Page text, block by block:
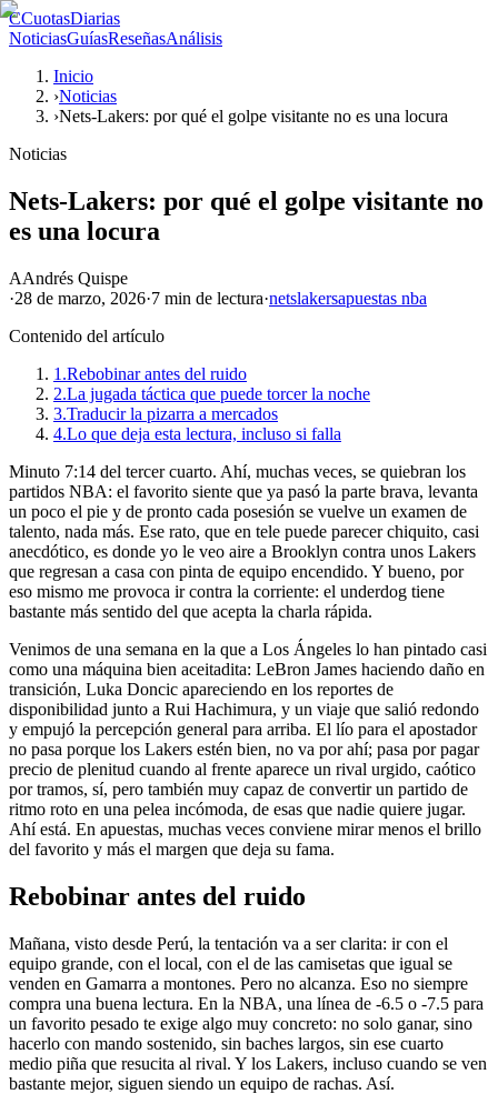
CCuotasDiarias
NoticiasGuíasReseñasAnálisis
Inicio
›Noticias
›Nets-Lakers: por qué el golpe visitante no es una locura
Noticias
Nets-Lakers: por qué el golpe visitante no
es una locura
AAndrés Quispe
·28 de marzo, 2026·7 min de lectura·netslakersapuestas nba
Contenido del artículo
1.Rebobinar antes del ruido
2.La jugada táctica que puede torcer la noche
3.Traducir la pizarra a mercados
4.Lo que deja esta lectura, incluso si falla
Minuto 7:14 del tercer cuarto. Ahí, muchas veces, se quiebran los
partidos NBA: el favorito siente que ya pasó la parte brava, levanta
un poco el pie y de pronto cada posesión se vuelve un examen de
talento, nada más. Ese rato, que en tele puede parecer chiquito, casi
anecdótico, es donde yo le veo aire a Brooklyn contra unos Lakers
que regresan a casa con pinta de equipo encendido. Y bueno, por
eso mismo me provoca ir contra la corriente: el underdog tiene
bastante más sentido del que acepta la charla rápida.
Venimos de una semana en la que a Los Ángeles lo han pintado casi
como una máquina bien aceitadita: LeBron James haciendo daño en
transición, Luka Doncic apareciendo en los reportes de
disponibilidad junto a Rui Hachimura, y un viaje que salió redondo
y empujó la percepción general para arriba. El lío para el apostador
no pasa porque los Lakers estén bien, no va por ahí; pasa por pagar
precio de plenitud cuando al frente aparece un rival urgido, caótico
por tramos, sí, pero también muy capaz de convertir un partido de
ritmo roto en una pelea incómoda, de esas que nadie quiere jugar.
Ahí está. En apuestas, muchas veces conviene mirar menos el brillo
del favorito y más el margen que deja su fama.
Rebobinar antes del ruido
Mañana, visto desde Perú, la tentación va a ser clarita: ir con el
equipo grande, con el local, con el de las camisetas que igual se
venden en Gamarra a montones. Pero no alcanza. Eso no siempre
compra una buena lectura. En la NBA, una línea de -6.5 o -7.5 para
un favorito pesado te exige algo muy concreto: no solo ganar, sino
hacerlo con mando sostenido, sin baches largos, sin ese cuarto
medio piña que resucita al rival. Y los Lakers, incluso cuando se ven
bastante mejor, siguen siendo un equipo de rachas. Así.